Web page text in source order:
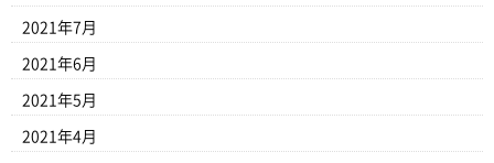
2021年7月
2021年6月
2021年5月
2021年4月